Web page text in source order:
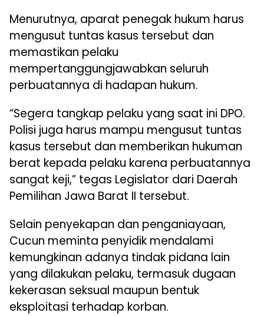
Menurutnya, aparat penegak hukum harus
mengusut tuntas kasus tersebut dan
memastikan pelaku
mempertanggungjawabkan seluruh
perbuatannya di hadapan hukum.
“Segera tangkap pelaku yang saat ini DPO.
Polisi juga harus mampu mengusut tuntas
kasus tersebut dan memberikan hukuman
berat kepada pelaku karena perbuatannya
sangat keji,” tegas Legislator dari Daerah
Pemilihan Jawa Barat II tersebut.
Selain penyekapan dan penganiayaan,
Cucun meminta penyidik mendalami
kemungkinan adanya tindak pidana lain
yang dilakukan pelaku, termasuk dugaan
kekerasan seksual maupun bentuk
eksploitasi terhadap korban.